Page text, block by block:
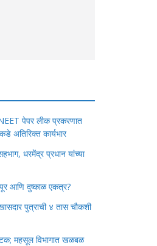
NEET पेपर लीक प्रकरणात
अतिरिक्त कार्यभार
धरमेंद्र प्रधान यांच्या
पूर आणि दुष्काळ एकत्र?
पुत्राची ४ तास चौकशी
महसूल विभागात खळबळ